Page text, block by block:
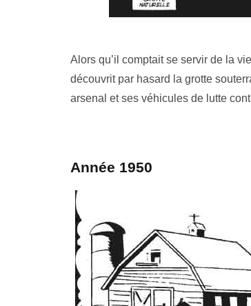
Alors qu’il comptait se servir de la
découvrit par hasard la grotte
arsenal et ses véhicules de lutte
Année 1950